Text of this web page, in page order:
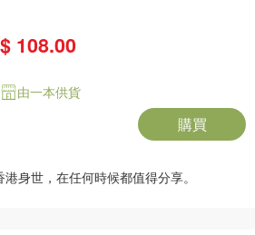
$ 108.00
由一本供貨
購買
身世，在任何時候都值得分享。